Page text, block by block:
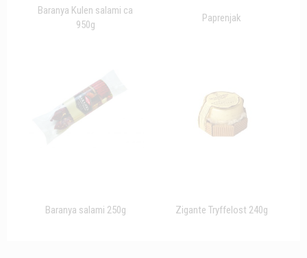
Baranya Kulen salami ca
950g
Paprenjak
Baranya salami 250g Zigante Tryffelost 240g